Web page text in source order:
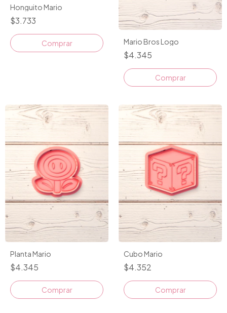
Honguito Mario
$3.733
Mario Bros Logo
$4.345
Comprar
Planta Mario
$4.345
Comprar
Cubo Mario
$4.352
Comprar